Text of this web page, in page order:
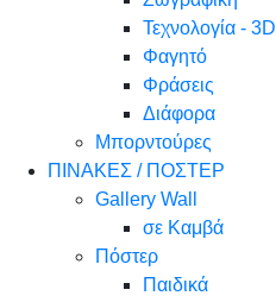
Τεχνολογία - 3D
Φαγητό
Φράσεις
Διάφορα
Μπορντούρες
ΠΙΝΑΚΕΣ / ΠΟΣΤΕΡ
Gallery Wall
σε Καμβά
Πόστερ
Παιδικά